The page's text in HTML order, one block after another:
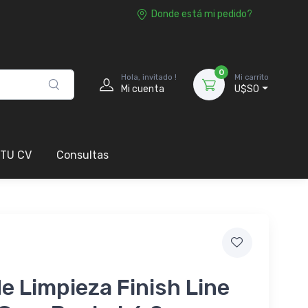
Donde está mi pedido?
Hola, invitado !
Mi cuenta
0
Mi carrito
U$S0
CV Consultas
Limpieza Finish Line